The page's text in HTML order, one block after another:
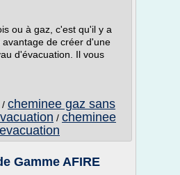
ou à gaz, c'est qu'il y a
de créer d'une
d'évacuation. Il vous
/ cheminee gaz sans
/ cheminee
Gamme AFIRE